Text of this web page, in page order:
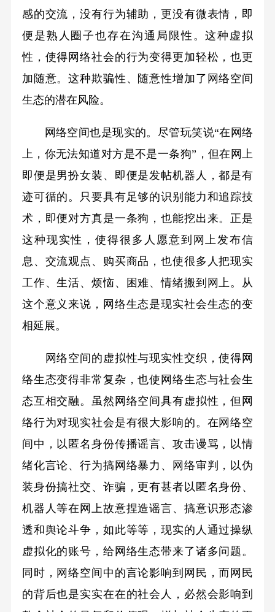
感的交流，没有行为辅助，更没有微表情，即
便是熟人圈子也存在沟通局限性。这种虚拟
性，使得网络社会的行为变得更加轻松，也更
加随意。这种欺骗性、随意性增加了网络空间
生态的潜在风险。
网络空间也是现实的。尽管玩笑说“在网络
上，你无法知道对方是不是一条狗”，但在网上
即便是男扮女装、即便是发帖机器人，都是有
迹可循的。只要具有足够的识别能力和追踪技
术，即便对方真是一条狗，也能挖出来。正是
这种现实性，使得很多人愿意到网上发布信
息、交流观点、购买商品，也使很多人把现实
工作、生活、烦恼、困难、情绪搬到网上。从
这个意义来说，网络生态是现实社会生态的变
相延展。
网络空间的虚拟性与现实性交织，使得网
络生态变得非常复杂，也使网络生态与社会生
态互相交融。虽然网络空间具有虚拟性，但网
络行为对现实社会是有很大影响的。在网络空
间中，以匿名身份传播谣言、攻击谩骂，以情
绪化言论、行为搞网络暴力、网络审判，以伪
装身份搞社交、诈骗，更有甚者以匿名身份、
机器人等在网上故意捏造谣言、搞意识形态渗
透和舆论斗争，如此等等，现实的人通过操纵
虚拟化的账号，给网络生态带来了诸多问题。
同时，网络空间中的言论影响到网民，而网民
的背后也是实实在在的社会人，必然会影响到